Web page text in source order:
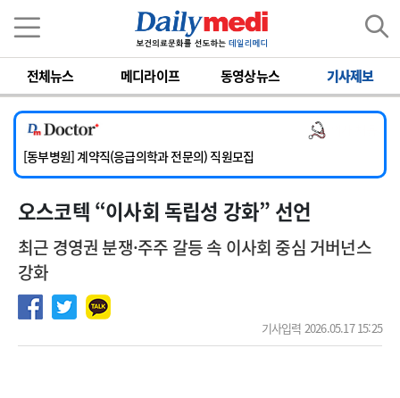
전체뉴스 메디라이프 동영상뉴스 기사제보
[서울아산병원] 2026년 하반기 인턴 모집
[영남대학교의료원] 마취통증의학과 임기제 임상의사 채용
[충남대학교병원] 소아청소년과(소아응급전담) 계약직 의사 공개채용
[동부병원] 계약직(응급의학과 전문의) 직원모집
[이대목동병원] 하반기 전공의(레지던트1년차) 모집
[서울아산병원] 2026년 하반기 인턴 모집
오스코텍 “이사회 독립성 강화” 선언
최근 경영권 분쟁·주주 갈등 속 이사회 중심 거버넌스
강화
기사입력 2026.05.17 15:25